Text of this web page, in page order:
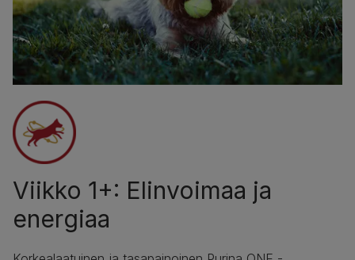
Viikko 1+: Elinvoimaa ja
energiaa